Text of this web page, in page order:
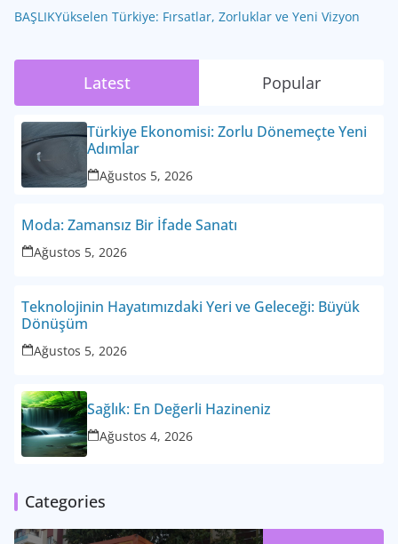
BAŞLIKYükselen Türkiye: Fırsatlar, Zorluklar ve Yeni Vizyon
Latest Popular
Türkiye Ekonomisi: Zorlu Dönemeçte Yeni
Adımlar
Ağustos 5, 2026
Moda: Zamansız Bir İfade Sanatı
Ağustos 5, 2026
Teknolojinin Hayatımızdaki Yeri ve Geleceği: Büyük
Dönüşüm
Ağustos 5, 2026
Sağlık: En Değerli Hazineniz
Ağustos 4, 2026
Categories